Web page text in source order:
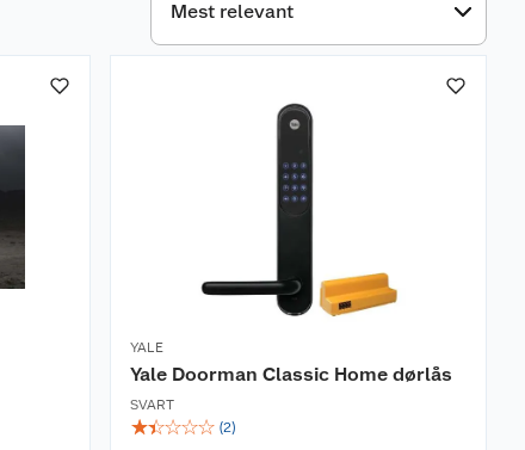
YALE
Yale Doorman Classic Home dørlås
SVART
☆☆☆☆☆ (2)